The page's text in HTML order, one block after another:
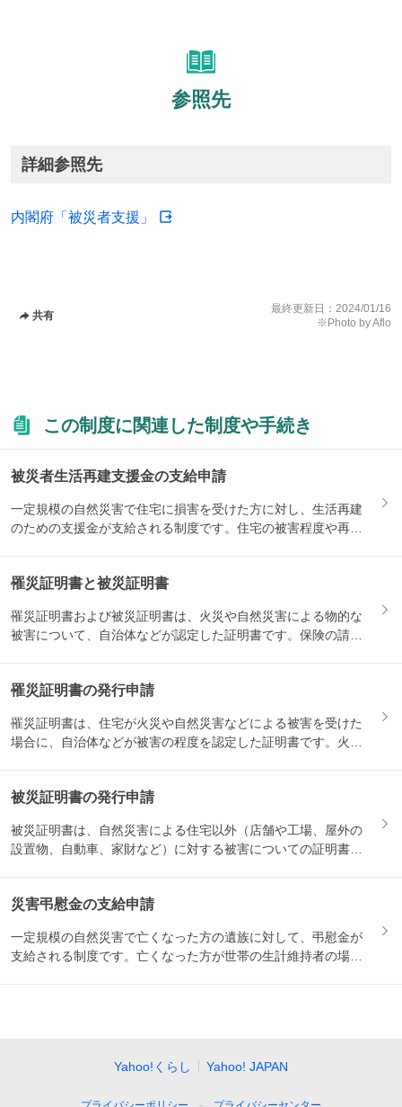
参照先
詳細参照先
内閣府「被災者支援」
共有
最終更新日： 2024/01/16
※Photo by Aflo
この制度に関連した制度や手続き
被災者生活再建支援金の支給申請
一定規模の自然災害で住宅に損害を受けた方に対し、生活再建
のための支援金が支給される制度です。住宅の被害程度や再建
罹災証明書と被災証明書
罹災証明書および被災証明書は、火災や自然災害による物的な
被害について、自治体などが認定した証明書です。保険の請求
罹災証明書の発行申請
罹災証明書は、住宅が火災や自然災害などによる被害を受けた
場合に、自治体などが被害の程度を認定した証明書です。火災
被災証明書の発行申請
被災証明書は、自然災害による住宅以外（店舗や工場、屋外の
設置物、自動車、家財など）に対する被害についての証明書で
災害弔慰金の支給申請
一定規模の自然災害で亡くなった方の遺族に対して、弔慰金が
支給される制度です。亡くなった方が世帯の生計維持者の場合
Yahoo!くらし Yahoo! JAPAN